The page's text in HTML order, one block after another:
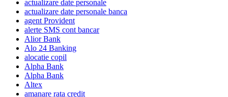
actualizare date personale
actualizare date personale banca
agent Provident
alerte SMS cont bancar
Alior Bank
Alo 24 Banking
alocatie copil
Alpha Bank
Alpha Bank
Altex
amanare rata credit